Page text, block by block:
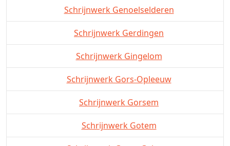
Schrijnwerk Genoelselderen
Schrijnwerk Gerdingen
Schrijnwerk Gingelom
Schrijnwerk Gors-Opleeuw
Schrijnwerk Gorsem
Schrijnwerk Gotem